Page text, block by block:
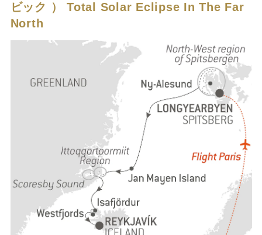
ビック ） Total Solar Eclipse In The Far
North